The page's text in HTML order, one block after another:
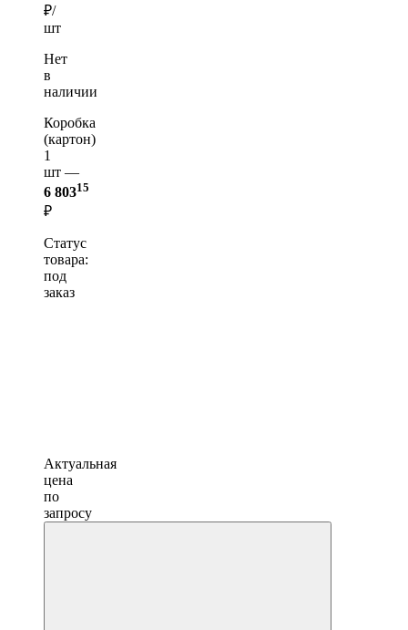
₽/
шт
Нет
в
наличии
Коробка
(картон)
1
шт —
6 80315
₽
Статус
товара:
под
заказ
Актуальная
цена
по
запросу